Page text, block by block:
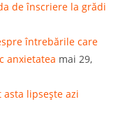
de înscriere la grădi
întrebările care
anxietatea mai 29,
lipsește azi